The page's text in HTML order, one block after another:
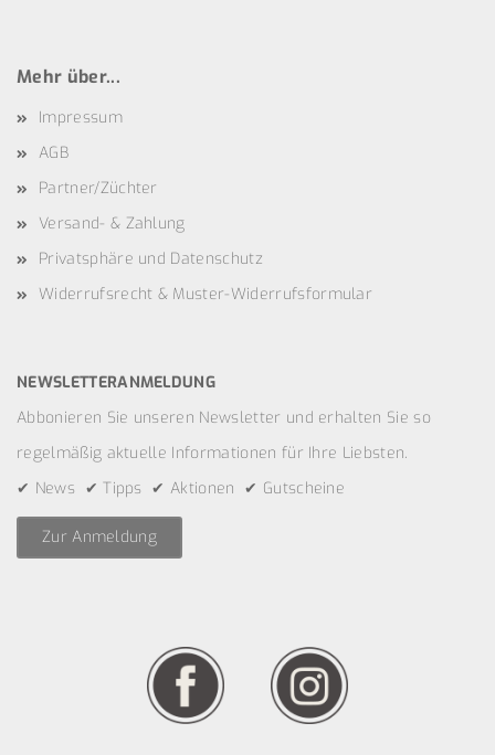
Mehr über...
Impressum
AGB
Partner/Züchter
Versand- & Zahlung
Privatsphäre und Datenschutz
Widerrufsrecht & Muster-Widerrufsformular
NEWSLETTERANMELDUNG
Abbonieren Sie unseren Newsletter und erhalten Sie so
regelmäßig aktuelle Informationen für Ihre Liebsten.
✔ News ✔ Tipps ✔ Aktionen ✔ Gutscheine
Zur Anmeldung